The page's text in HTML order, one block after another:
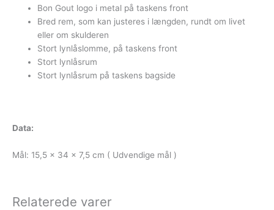
Bon Gout logo i metal på taskens front
Bred rem, som kan justeres i længden, rundt om livet
eller om skulderen
Stort lynlåslomme, på taskens front
Stort lynlåsrum
Stort lynlåsrum på taskens bagside
Data:
Mål: 15,5 x 34 x 7,5 cm ( Udvendige mål )
Relaterede varer